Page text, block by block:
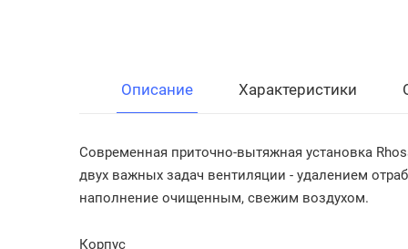
Описание Характеристики
Современная приточно-вытяжная установка
двух важных задач вентиляции - удалением
наполнение очищенным, свежим воздухом.
Корпус